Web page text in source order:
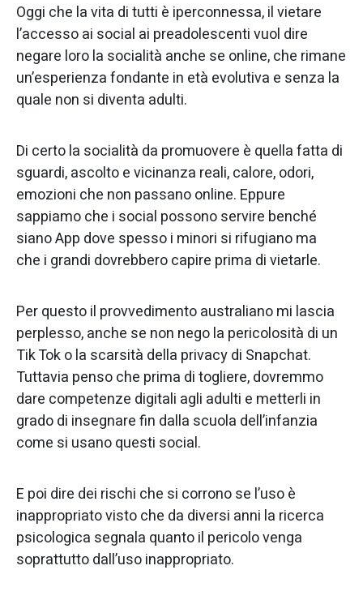
Oggi che la vita di tutti è iperconnessa, il vietare
l’accesso ai social ai preadolescenti vuol dire
negare loro la socialità anche se online, che rimane
un’esperienza fondante in età evolutiva e senza la
quale non si diventa adulti.
Di certo la socialità da promuovere è quella fatta di
sguardi, ascolto e vicinanza reali, calore, odori,
emozioni che non passano online. Eppure
sappiamo che i social possono servire benché
siano App dove spesso i minori si rifugiano ma
che i grandi dovrebbero capire prima di vietarle.
Per questo il provvedimento australiano mi lascia
perplesso, anche se non nego la pericolosità di un
Tik Tok o la scarsità della privacy di Snapchat.
Tuttavia penso che prima di togliere, dovremmo
dare competenze digitali agli adulti e metterli in
grado di insegnare fin dalla scuola dell’infanzia
come si usano questi social.
E poi dire dei rischi che si corrono se l’uso è
inappropriato visto che da diversi anni la ricerca
psicologica segnala quanto il pericolo venga
soprattutto dall’uso inappropriato.